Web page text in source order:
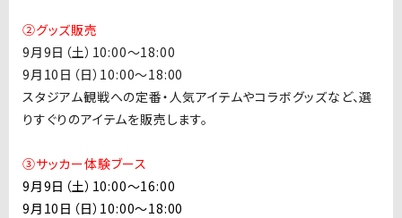
②グッズ販売
9月9日（土）10:00〜18:00
9月10日（日）10:00〜18:00
スタジアム観戦への定番・人気アイテムやコラボグッズなど、選
りすぐりのアイテムを販売します。
③サッカー体験ブース
9月9日（土）10:00〜16:00
9月10日（日）10:00〜18:00